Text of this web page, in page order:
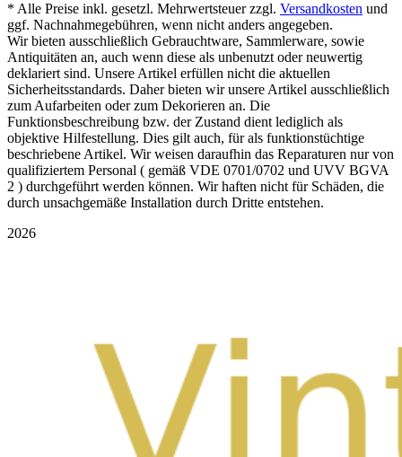
* Alle Preise inkl. gesetzl. Mehrwertsteuer zzgl. Versandkosten und
ggf. Nachnahmegebühren, wenn nicht anders angegeben.
Wir bieten ausschließlich Gebrauchtware, Sammlerware, sowie
Antiquitäten an, auch wenn diese als unbenutzt oder neuwertig
deklariert sind. Unsere Artikel erfüllen nicht die aktuellen
Sicherheitsstandards. Daher bieten wir unsere Artikel ausschließlich
zum Aufarbeiten oder zum Dekorieren an. Die
Funktionsbeschreibung bzw. der Zustand dient lediglich als
objektive Hilfestellung. Dies gilt auch, für als funktionstüchtige
beschriebene Artikel. Wir weisen daraufhin das Reparaturen nur von
qualifiziertem Personal ( gemäß VDE 0701/0702 und UVV BGVA
2 ) durchgeführt werden können. Wir haften nicht für Schäden, die
durch unsachgemäße Installation durch Dritte entstehen.
2026